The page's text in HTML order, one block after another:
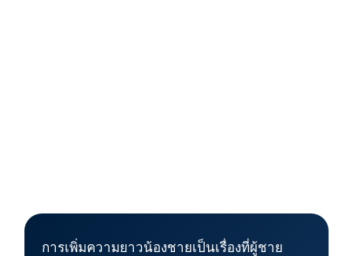
การเพิ่มความยาวน้องชายเป็นเรื่องที่ผู้ชาย